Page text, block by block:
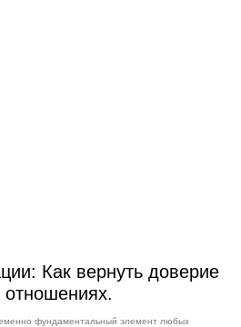
Как вернуть доверие
отношениях.
фундаментальный элемент любых